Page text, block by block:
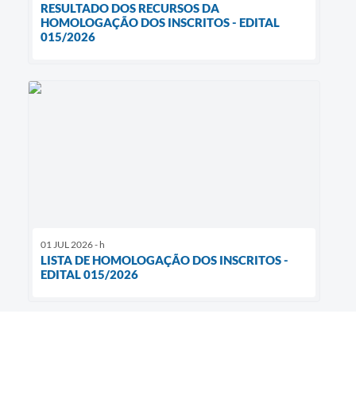
RESULTADO DOS RECURSOS DA
HOMOLOGAÇÃO DOS INSCRITOS - EDITAL
015/2026
01 JUL 2026 - h
LISTA DE HOMOLOGAÇÃO DOS INSCRITOS -
EDITAL 015/2026